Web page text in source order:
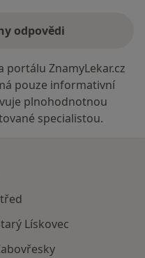
odpovědi
portálu ZnamyLekar.cz
pouze informativní
plnohodnotnou
specialistou.
Lískovec